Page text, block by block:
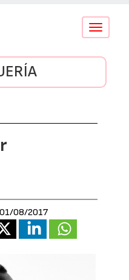
Conmutar
01/08/2017